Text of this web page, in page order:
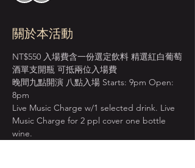
關於本活動
NT$550 入場費含一份選定飲料 精選紅白葡萄
酒單支開瓶 可抵兩位入場費
晚間九點開演 八點入場 Starts: 9pm Open:
8pm
Live Music Charge w/1 selected drink. Live
Music Charge for 2 ppl cover one bottle
wine.